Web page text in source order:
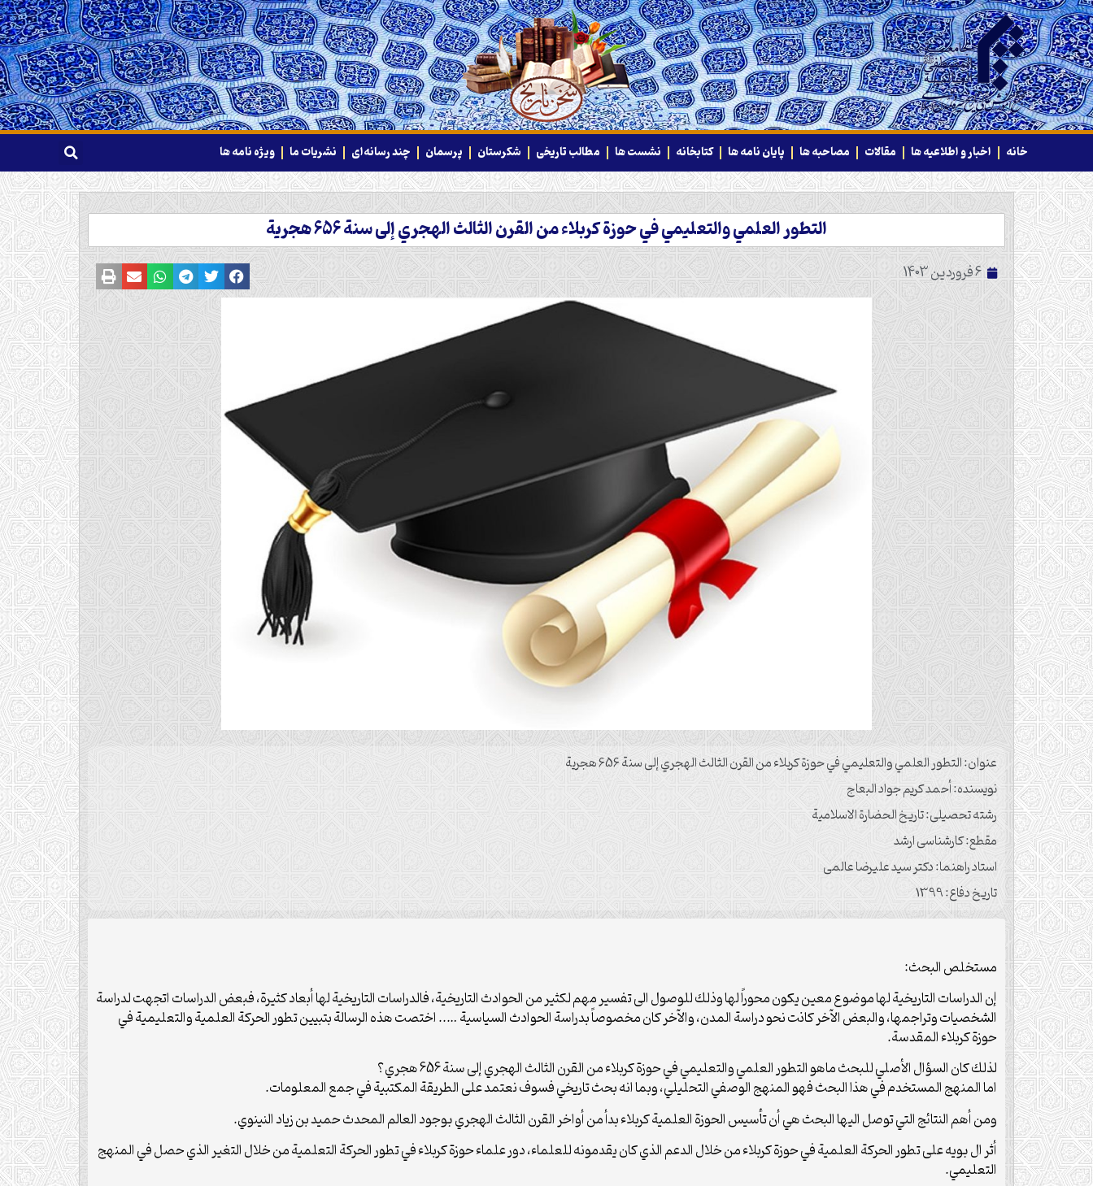
خانه اخبار و اطلاعیه ها مقالات مصاحبه ها پایان نامه ها کتابخانه نشست ها مطالب تاریخی شکرستان پرسمان چند رسانه‌ای نشریات ما ویژه نامه ها
التطور العلمي والتعليمي في حوزة كربلاء من القرن الثالث الهجري إلى سنة 656 هجرية
6 فروردین 1403
عنوان: التطور العلمي والتعليمي في حوزة كربلاء من القرن الثالث الهجري إلى سنة 656 هجرية
نویسنده: أحمد كريم جواد البعاج
رشته تحصیلی: تاريخ الحضارة الاسلامية
مقطع: کارشناسی ارشد
استاد راهنما: دکتر سید علیرضا عالمی
تاریخ دفاع: 1399
مستخلص البحث:
إن الدراسات التاريخية لها موضوع معين يكون محوراً لها وذلك للوصول الى تفسير مهم لكثير من الحوادث التاريخية، فالدراسات التاريخية لها أبعاد كثيرة، فبعض الدراسات اتجهت لدراسة
الشخصيات وتراجمها، والبعض الآخر كانت نحو دراسة المدن، والآخر كان مخصوصاً بدراسة الحوادث السياسية ….. اختصت هذه الرسالة بتبيين تطور الحركة العلمية والتعليمية في
حوزة كربلاء المقدسة.
لذلك كان السؤال الأصلي للبحث ماهو التطور العلمي والتعليمي في حوزة كربلاء من القرن الثالث الهجري إلى سنة 656 هجري؟
اما المنهج المستخدم في هذا البحث فهو المنهج الوصفي التحليلي، وبما انه بحث تاريخي فسوف نعتمد على الطريقة المكتبية في جمع المعلومات.
ومن أهم النتائج التي توصل اليها البحث هي أن تأسيس الحوزة العلمية كربلاء بدأ من أواخر القرن الثالث الهجري بوجود العالم المحدث حميد بن زياد النينوي.
أثر ال بويه على تطور الحركة العلمية في حوزة كربلاء من خلال الدعم الذي كان يقدمونه للعلماء، دور علماء حوزة كربلاء في تطور الحركة التعلمية من خلال التغير الذي حصل في المنهج
التعليمي.